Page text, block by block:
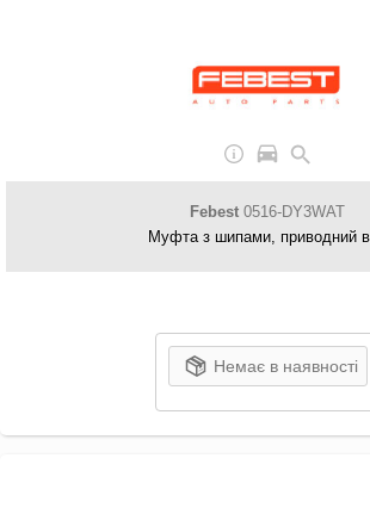
Febest 0516-DY3WAT
Муфта з шипами, приводний
Немає в наявності